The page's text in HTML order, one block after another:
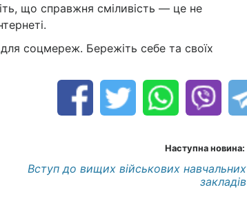
що справжня сміливість — це не
соцмереж. Бережіть себе та своїх
Наступна новина:
Вступ до вищих військових навчальних
закладів